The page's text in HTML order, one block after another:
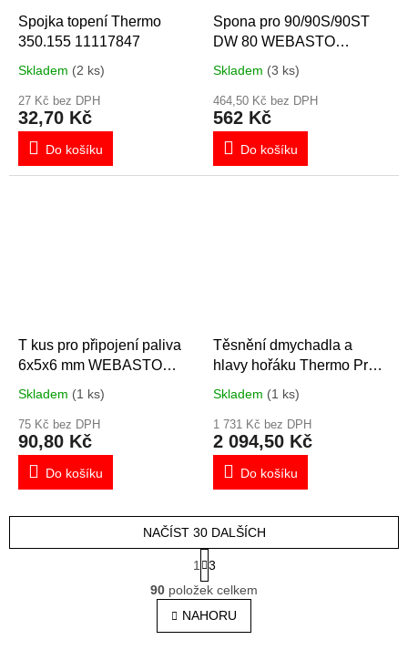
Spojka topení Thermo
350.155 11117847
Skladem (2 ks)
27 Kč bez DPH
32,70 Kč
Do košíku
Spona pro 90/90S/90ST
DW 80 WEBASTO
Skladem (3 ks)
464,50 Kč bez DPH
562 Kč
Do košíku
T kus pro připojení paliva
6x5x6 mm WEBASTO
Skladem (1 ks)
75 Kč bez DPH
90,80 Kč
Do košíku
Těsnění dmychadla a
hlavy hořáku Thermo Pro
Skladem (1 ks)
1 731 Kč bez DPH
2 094,50 Kč
Do košíku
O
v
l
á
NAČÍST 30 DALŠÍCH
t
r
á
n
k
1
3
90 položek celkem
NAHORU